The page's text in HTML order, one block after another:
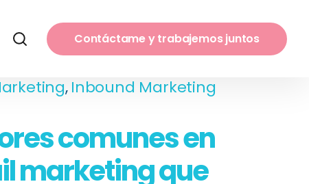
Contáctame y trabajemos juntos
,Inbound Marketing
comunes en
marketing que